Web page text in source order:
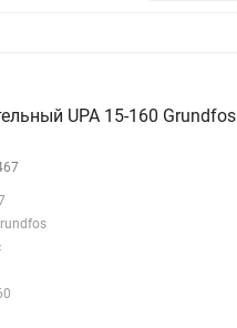
UPA 15-160 Grundfos